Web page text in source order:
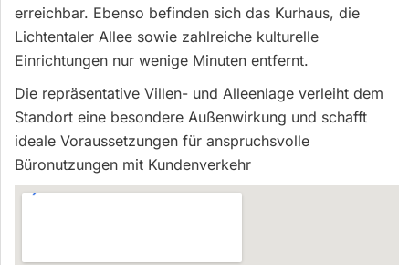
erreichbar. Ebenso befinden sich das Kurhaus, die
Lichtentaler Allee sowie zahlreiche kulturelle
Einrichtungen nur wenige Minuten entfernt.
Die repräsentative Villen- und Alleenlage verleiht dem
Standort eine besondere Außenwirkung und schafft
ideale Voraussetzungen für anspruchsvolle
Büronutzungen mit Kundenverkehr